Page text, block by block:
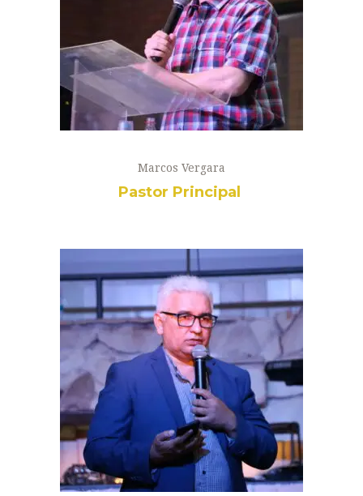
Marcos Vergara
Pastor Principal